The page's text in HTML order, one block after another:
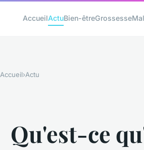
AccueilActuBien-êtreGrossesse
Accueil›Actu
Qu'est-ce